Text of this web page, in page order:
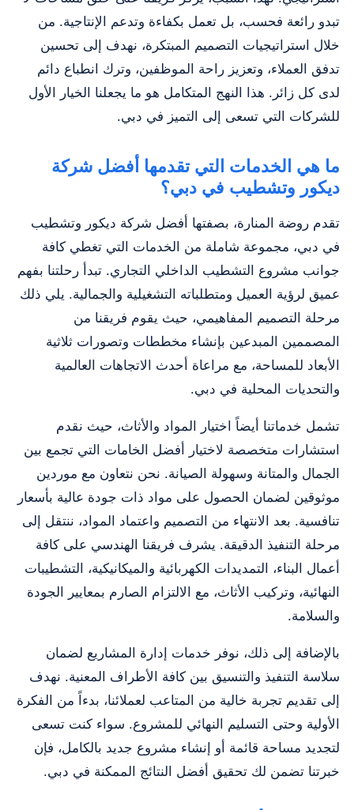
تبدو رائعة فحسب، بل تعمل بكفاءة وتدعم الإنتاجية. من
خلال استراتيجيات التصميم المبتكرة، نهدف إلى تحسين
تدفق العملاء، وتعزيز راحة الموظفين، وترك انطباع دائم
لدى كل زائر. هذا النهج المتكامل هو ما يجعلنا الخيار الأول
للشركات التي تسعى إلى التميز في دبي.
ما هي الخدمات التي تقدمها أفضل شركة
ديكور وتشطيب في دبي؟
تقدم روضة المنارة، بصفتها أفضل شركة ديكور وتشطيب
في دبي، مجموعة شاملة من الخدمات التي تغطي كافة
جوانب مشروع التشطيب الداخلي التجاري. تبدأ رحلتنا بفهم
عميق لرؤية العميل ومتطلباته التشغيلية والجمالية. يلي ذلك
مرحلة التصميم المفاهيمي، حيث يقوم فريقنا من
المصممين المبدعين بإنشاء مخططات وتصورات ثلاثية
الأبعاد للمساحة، مع مراعاة أحدث الاتجاهات العالمية
والتحديات المحلية في دبي.
تشمل خدماتنا أيضاً اختيار المواد والأثاث، حيث نقدم
استشارات متخصصة لاختيار أفضل الخامات التي تجمع بين
الجمال والمتانة وسهولة الصيانة. نحن نتعاون مع موردين
موثوقين لضمان الحصول على مواد ذات جودة عالية بأسعار
تنافسية. بعد الانتهاء من التصميم واعتماد المواد، ننتقل إلى
مرحلة التنفيذ الدقيقة. يشرف فريقنا الهندسي على كافة
أعمال البناء، التمديدات الكهربائية والميكانيكية، التشطيبات
النهائية، وتركيب الأثاث، مع الالتزام الصارم بمعايير الجودة
والسلامة.
بالإضافة إلى ذلك، نوفر خدمات إدارة المشاريع لضمان
سلاسة التنفيذ والتنسيق بين كافة الأطراف المعنية. نهدف
إلى تقديم تجربة خالية من المتاعب لعملائنا، بدءاً من الفكرة
الأولية وحتى التسليم النهائي للمشروع. سواء كنت تسعى
لتجديد مساحة قائمة أو إنشاء مشروع جديد بالكامل، فإن
خبرتنا تضمن لك تحقيق أفضل النتائج الممكنة في دبي.